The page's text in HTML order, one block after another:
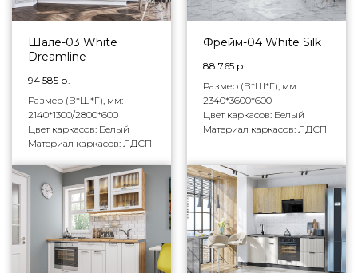
Шале-03 White
Dreamline
94 585 р.
Размер (В*Ш*Г), мм:
2140*1300/2800*600
Цвет каркасов: Белый
Материал каркасов: ЛДСП
Фрейм-04 White Silk
88 765 р.
Размер (В*Ш*Г), мм:
2340*3600*600
Цвет каркасов: Белый
Материал каркасов: ЛДСП